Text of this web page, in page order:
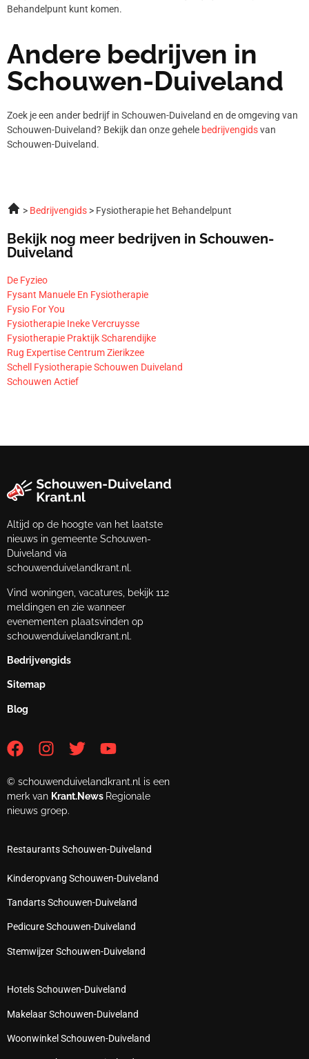
Behandelpunt kunt komen.
Andere bedrijven in
Schouwen-Duiveland
Zoek je een ander bedrijf in Schouwen-Duiveland en de omgeving van
Schouwen-Duiveland? Bekijk dan onze gehele bedrijvengidsvan
Schouwen-Duiveland.
Bedrijvengids Fysiotherapie het Behandelpunt
Bekijk nog meer bedrijven in Schouwen-
Duiveland
De Fyzieo
Fysant Manuele En Fysiotherapie
Fysio For You
Fysiotherapie Ineke Vercruysse
Fysiotherapie Praktijk Scharendijke
Rug Expertise Centrum Zierikzee
Schell Fysiotherapie Schouwen Duiveland
Schouwen Actief
Altijd op de hoogte van het laatste
nieuws in gemeente Schouwen-
Duiveland via
schouwenduivelandkrant.nl.
Vind woningen, vacatures, bekijk 112
meldingen en zie wanneer
evenementen plaatsvinden op
schouwenduivelandkrant.nl.
Bedrijvengids
Sitemap
Blog
© schouwenduivelandkrant.nl is een
merk van Krant.News Regionale
nieuws groep.
Restaurants Schouwen-Duiveland
Kinderopvang Schouwen-Duiveland
Tandarts Schouwen-Duiveland
Pedicure Schouwen-Duiveland
Stemwijzer Schouwen-Duiveland
Hotels Schouwen-Duiveland
Makelaar Schouwen-Duiveland
Woonwinkel Schouwen-Duiveland